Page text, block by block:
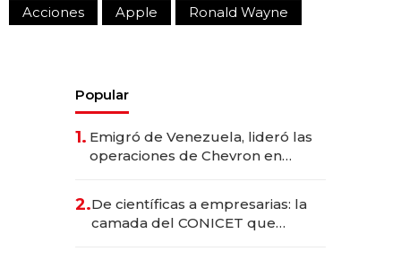
Acciones Apple Ronald Wayne
Popular
1. Emigró de Venezuela, lideró las
operaciones de Chevron en
2.De científicas a empresarias: la
camada del CONICET que